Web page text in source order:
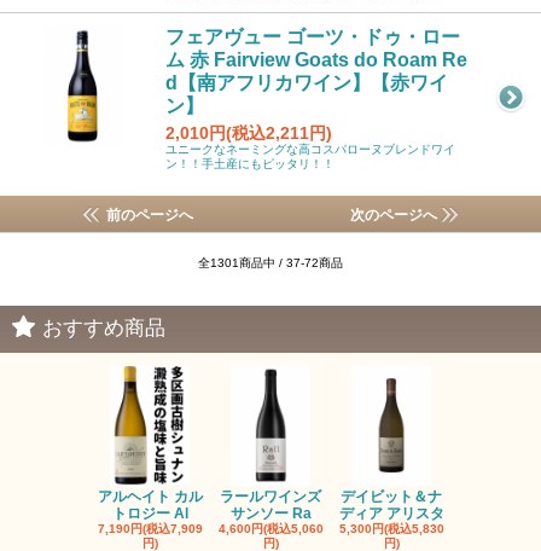
フェアヴュー ゴーツ・ドゥ・ロー
ム 赤 Fairview Goats do Roam Re
d【南アフリカワイン】【赤ワイ
ン】
2,010円(税込2,211円)
ユニークなネーミングな高コスパローヌブレンドワイ
ン！！手土産にもピッタリ！！
前のページへ 次のページへ
全1301商品中 / 37-72商品
おすすめ商品
アルヘイト カル
トロジー Al
7,190円(税込7,909
円)
ラールワインズ
サンソー Ra
4,600円(税込5,060
円)
デイビット＆ナ
ディア アリスタ
5,300円(税込5,830
円)